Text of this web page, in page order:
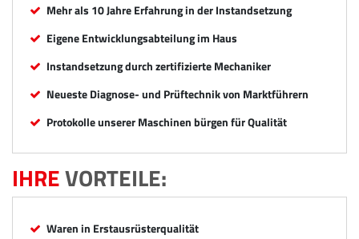
Mehr als 10 Jahre Erfahrung in der Instandsetzung
Eigene Entwicklungsabteilung im Haus
Instandsetzung durch zertifizierte Mechaniker
Neueste Diagnose- und Prüftechnik von Marktführern
Protokolle unserer Maschinen bürgen für Qualität
IHREVORTEILE:
Waren in Erstausrüsterqualität